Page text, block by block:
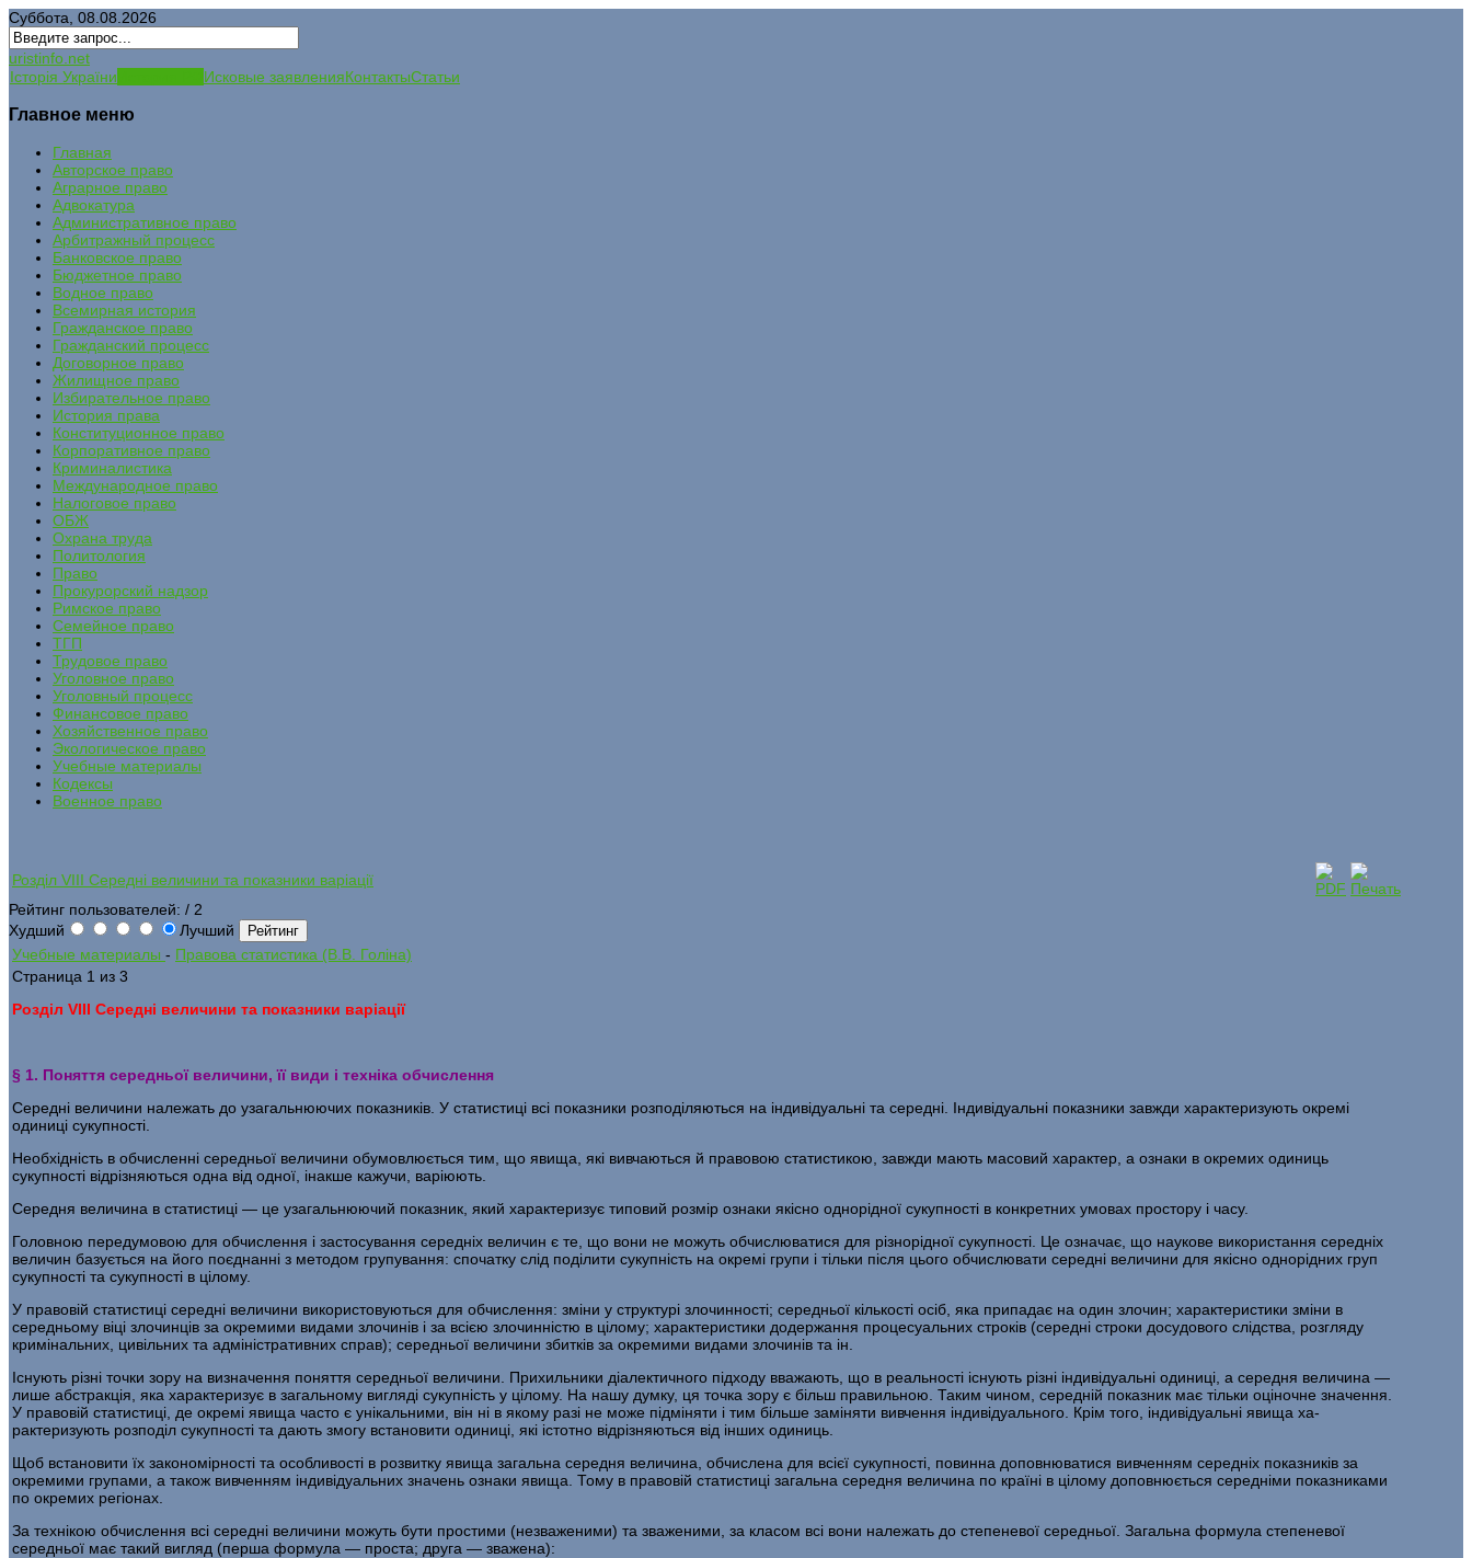
Суббота, 08.08.2026
uristinfo.net
Історія України
Исковые заявленияКонтактыСтатьи
Главное меню
Главная
Авторское право
Аграрное право
Адвокатура
Административное право
Арбитражный процесс
Банковское право
Бюджетное право
Водное право
Всемирная история
Гражданское право
Гражданский процесс
Договорное право
Жилищное право
Избирательное право
История права
Конституционное право
Корпоративное право
Криминалистика
Международное право
Налоговое право
ОБЖ
Охрана труда
Политология
Право
Прокурорский надзор
Римское право
Семейное право
ТГП
Трудовое право
Уголовное право
Уголовный процесс
Финансовое право
Хозяйственное право
Экологическое право
Учебные материалы
Кодексы
Военное право
Розділ VIII Середні величини та показники варіації
Рейтинг пользователей: / 2
Худший
Лучший
Учебные материалы - Правова статистика (В.В. Голіна)
Страница 1 из 3
Розділ VIII Середні величини та показники варіації
§ 1. Поняття середньої величини, її види і техніка обчислення
Середні величини належать до узагальнюючих показників. У статис­тиці всі показники розподіляються на індивідуальні та середні. Індивіду­альні показники завжди характеризують окремі
одиниці сукупності.
Необхідність в обчисленні середньої величини обумовлюється тим, що явища, які вивчаються й правовою статистикою, завжди мають масовий характер, а ознаки в окремих одиниць
сукупності відрізня­ються одна від одної, інакше кажучи, варіюють.
Середня величина в статистиці — це узагальнюючий показник, який характеризує типовий розмір ознаки якісно однорідної сукупнос­ті в конкретних умовах простору і часу.
Головною передумовою для обчислення і застосування середніх величин є те, що вони не можуть обчислюватися для різнорідної сукуп­ності. Це означає, що наукове використання середніх
величин базується на його поєднанні з методом групування: спочатку слід поділити сукуп­ність на окремі групи і тільки після цього обчислювати середні величи­ни для якісно однорідних груп
сукупності та сукупності в цілому.
У правовій статистиці середні величини використовуються для обчис­лення: зміни у структурі злочинності; середньої кількості осіб, яка при­падає на один злочин; характеристики зміни в
середньому віці злочинців за окремими видами злочинів і за всією злочинністю в цілому; характе­ристики додержання процесуальних строків (середні строки досудового слідства, розгляду
кримінальних, цивільних та адміністративних справ); середньої величини збитків за окремими видами злочинів та ін.
Існують різні точки зору на визначення поняття середньої величини. Прихильники діалектичного підходу вважають, що в реальності існують різні індивідуальні одиниці, а середня величина —
лише абстракція, яка характеризує в загальному вигляді сукупність у цілому. На нашу думку, ця точка зору є більш правильною. Таким чином, середній показник має тільки оціночне значення.
У правовій статистиці, де окремі явища часто є унікальними, він ні в якому разі не може підміняти і тим більше за­міняти вивчення індивідуального. Крім того, індивідуальні явища ха­
рактеризують розподіл сукупності та дають змогу встановити одиниці, які істотно відрізняються від інших одиниць.
Щоб встановити їх закономірності та особливості в розвитку яви­ща загальна середня величина, обчислена для всієї сукупності, повинна доповнюватися вивченням середніх показників за
окремими групами, а також вивченням індивідуальних значень ознаки явища. Тому в пра­вовій статистиці загальна середня величина по країні в цілому допо­внюється середніми показниками
по окремих регіонах.
За технікою обчислення всі середні величини можуть бути про­стими (незваженими) та зваженими, за класом всі вони належать до степеневої середньої. Загальна формула степеневої
середньої має такий вигляд (перша формула — проста; друга — зважена):